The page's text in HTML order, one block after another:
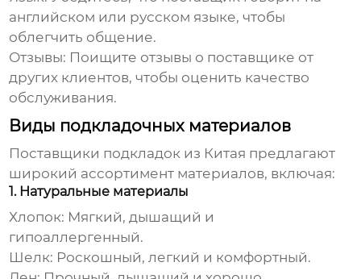
английском или русском языке, чтобы
облегчить общение.
Отзывы: Поищите отзывы о поставщике от
других клиентов, чтобы оценить качество
обслуживания.
Виды подкладочных материалов
Поставщики подкладок из Китая предлагают
широкий ассортимент материалов, включая:
1. Натуральные материалы
Хлопок: Мягкий, дышащий и
гипоаллергенный.
Шелк: Роскошный, легкий и комфортный.